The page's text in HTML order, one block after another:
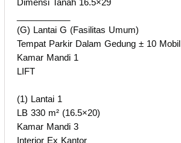
(G) Lantai G (Fasilitas Umum)
Tempat Parkir Dalam Gedung ± 10 Mobil
Kamar Mandi 1
LIFT
(1) Lantai 1
LB 330 m² (16.5×20)
Kamar Mandi 3
Interior Ex Kantor